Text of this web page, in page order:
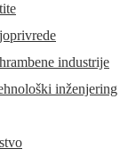
industrije
inženjering